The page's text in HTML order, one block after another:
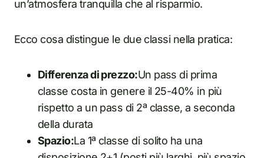
un’atmosfera tranquilla che al risparmio.
Ecco cosa distingue le due classi nella pratica:
Differenza di prezzo:Un pass di prima
classe costa in genere il 25-40% in più
rispetto a un pass di 2ª classe, a seconda
della durata
Spazio:La 1ª classe di solito ha una